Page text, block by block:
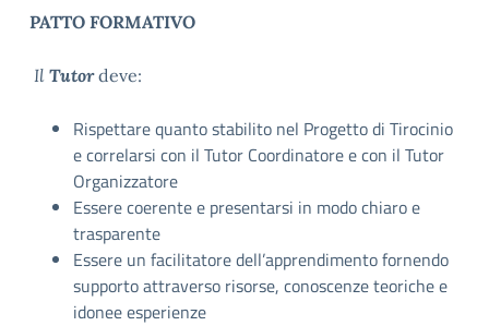
PATTO FORMATIVO
Il Tutor deve:
Rispettare quanto stabilito nel Progetto di Tirocinio
e correlarsi con il Tutor Coordinatore e con il Tutor
Organizzatore
Essere coerente e presentarsi in modo chiaro e
trasparente
Essere un facilitatore dell’apprendimento fornendo
supporto attraverso risorse, conoscenze teoriche e
idonee esperienze